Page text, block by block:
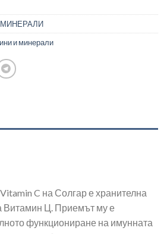
и минерали
C на Солгар е хранителна
Витамин Ц. Приемът му е
функциониране на имунната